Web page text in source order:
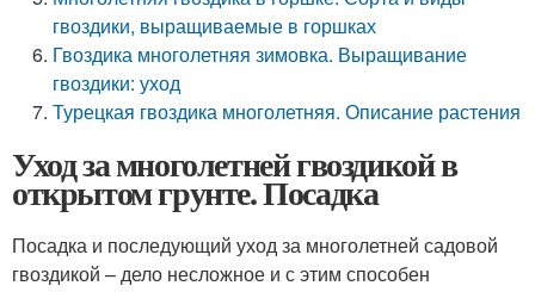
гвоздики, выращиваемые в горшках
Гвоздика многолетняя зимовка. Выращивание
гвоздики: уход
Турецкая гвоздика многолетняя. Описание растения
Уход за многолетней гвоздикой в
открытом грунте. Посадка
Посадка и последующий уход за многолетней садовой
гвоздикой – дело несложное и с этим способен